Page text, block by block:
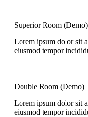
Superior Room (Demo)
Lorem ipsum dolor sit
eiusmod tempor
Double Room (Demo)
Lorem ipsum dolor sit
eiusmod tempor